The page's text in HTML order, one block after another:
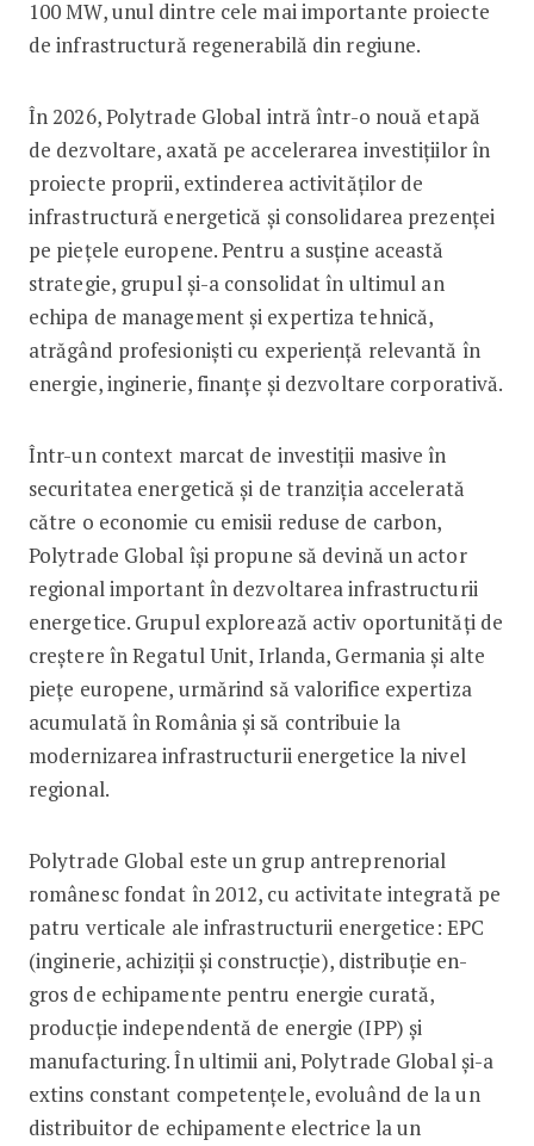
100 MW, unul dintre cele mai importante proiecte
de infrastructură regenerabilă din regiune.
În 2026, Polytrade Global intră într-o nouă etapă
de dezvoltare, axată pe accelerarea investițiilor în
proiecte proprii, extinderea activităților de
infrastructură energetică și consolidarea prezenței
pe piețele europene. Pentru a susține această
strategie, grupul și-a consolidat în ultimul an
echipa de management și expertiza tehnică,
atrăgând profesioniști cu experiență relevantă în
energie, inginerie, finanțe și dezvoltare corporativă.
Într-un context marcat de investiții masive în
securitatea energetică și de tranziția accelerată
către o economie cu emisii reduse de carbon,
Polytrade Global își propune să devină un actor
regional important în dezvoltarea infrastructurii
energetice. Grupul explorează activ oportunități de
creștere în Regatul Unit, Irlanda, Germania și alte
piețe europene, urmărind să valorifice expertiza
acumulată în România și să contribuie la
modernizarea infrastructurii energetice la nivel
regional.
Polytrade Global este un grup antreprenorial
românesc fondat în 2012, cu activitate integrată pe
patru verticale ale infrastructurii energetice: EPC
(inginerie, achiziții și construcție), distribuție en-
gros de echipamente pentru energie curată,
producție independentă de energie (IPP) și
manufacturing. În ultimii ani, Polytrade Global și-a
extins constant competențele, evoluând de la un
distribuitor de echipamente electrice la un